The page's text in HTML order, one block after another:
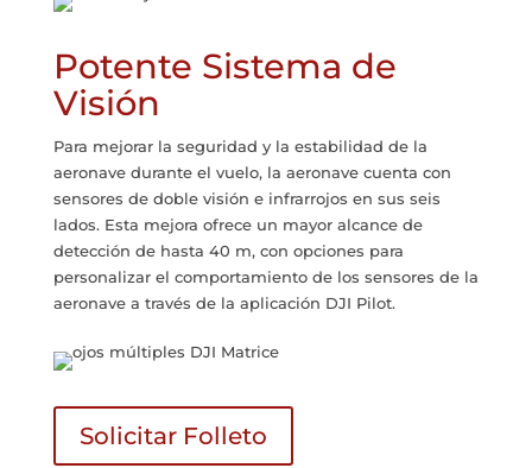
Potente Sistema de
Visión
Para mejorar la seguridad y la estabilidad de la
aeronave durante el vuelo, la aeronave cuenta con
sensores de doble visión e infrarrojos en sus seis
lados. Esta mejora ofrece un mayor alcance de
detección de hasta 40 m, con opciones para
personalizar el comportamiento de los sensores de la
aeronave a través de la aplicación DJI Pilot.
Solicitar Folleto